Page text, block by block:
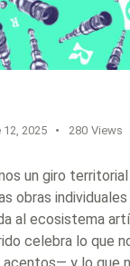
2025 280 Views
un giro
obras
al ecosistema
celebra lo que